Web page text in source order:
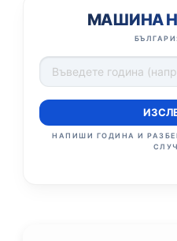
МАШИНА
НАПИШИ ГОДИНА И